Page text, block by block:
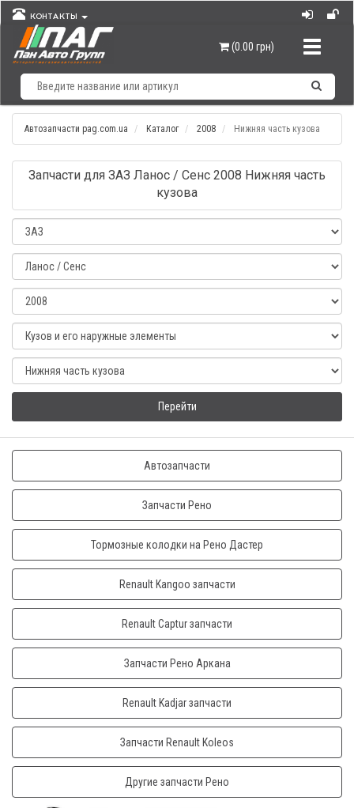
КОНТАКТЫ
(0.00 грн)
Автозапчасти pag.com.ua Каталог 2008 Нижняя часть кузова
Запчасти для ЗАЗ Ланос / Сенс 2008 Нижняя часть
кузова
Перейти
Автозапчасти
Запчасти Рено
Тормозные колодки на Рено Дастер
Renault Kangoo запчасти
Renault Captur запчасти
Запчасти Рено Аркана
Renault Kadjar запчасти
Запчасти Renault Koleos
Другие запчасти Рено